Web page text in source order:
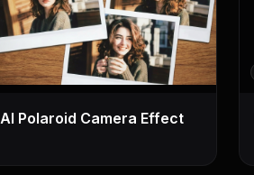
AI Polaroid Camera Effect